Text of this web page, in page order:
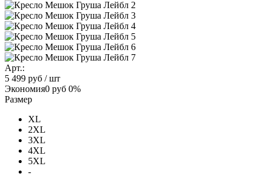
Арт.:
5 499 руб / шт
Экономия0 руб 0%
Размер
XL
2XL
3XL
4XL
5XL
-